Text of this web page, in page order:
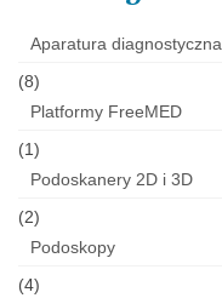
Aparatura diagnostyczna
(8)
Platformy FreeMED
(1)
Podoskanery 2D i 3D
(2)
Podoskopy
(4)